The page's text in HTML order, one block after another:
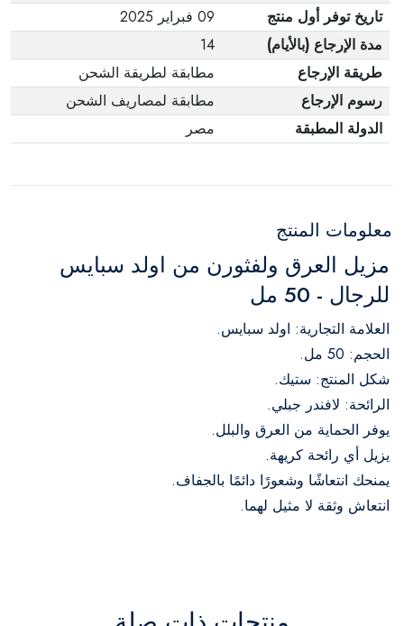
تاريخ توفر أول منتج
09 فبراير 2025
مدة الإرجاع (بالأيام)
14
طريقة الإرجاع
مطابقة لطريقة الشحن
رسوم الإرجاع
مطابقة لمصاريف الشحن
الدولة المطبقة
مصر
معلومات المنتج
مزيل العرق ولفثورن من اولد سبايس
للرجال - 50 مل
العلامة التجارية: اولد سبايس.
الحجم: 50 مل.
شكل المنتج: ستيك.
الرائحة: لافندر جبلي.
يوفر الحماية من العرق والبلل.
يزيل أي رائحة كريهة.
يمنحك انتعاشًا وشعورًا دائمًا بالجفاف.
انتعاش وثقة لا مثيل لهما.